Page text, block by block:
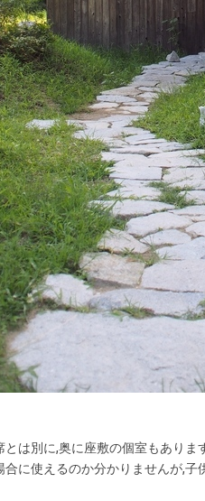
とは別に,奥に座敷の個室もありま
合に使えるのか分かりませんが,子